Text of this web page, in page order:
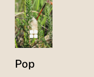
Pop